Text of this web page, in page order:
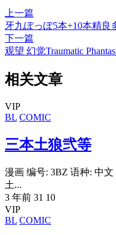
上一篇
牙九ぽっぽ5本+10本精良
下一篇
观望 幻觉Traumatic
相关文章
VIP
BL COMIC
三本土狼弐等
漫画 编号: 3BZ 语种: 中
土...
3 年前 31 10
VIP
BL COMIC